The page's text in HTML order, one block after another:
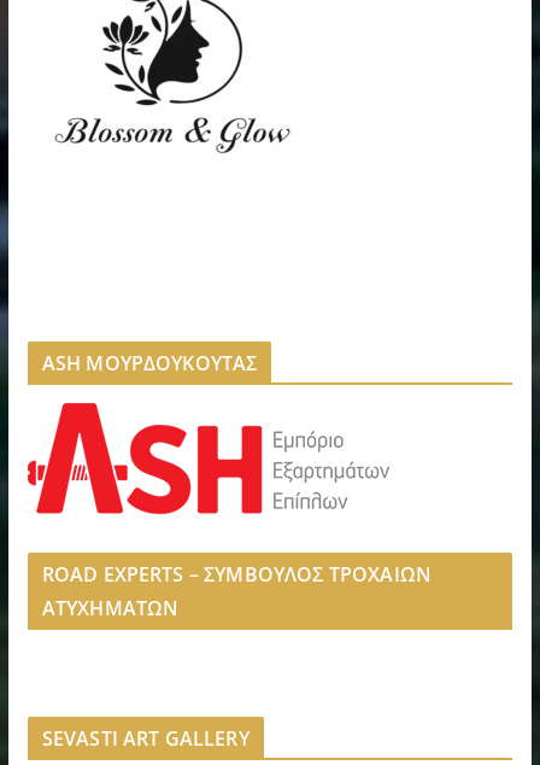
ASH ΜΟΥΡΔΟΥΚΟΥΤΑΣ
ROAD EXPERTS – ΣΥΜΒΟΥΛΟΣ ΤΡΟΧΑΙΩΝ
ΑΤΥΧΗΜΑΤΩΝ
SEVASTI ART GALLERY